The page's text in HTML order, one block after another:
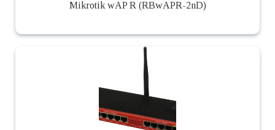
Mikrotik wAP R (RBwAPR-2nD)